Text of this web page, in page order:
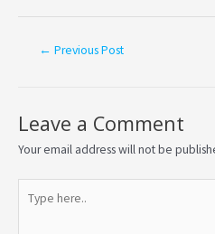
← Previous Post
Leave a Comment
Your email address will not be
here..